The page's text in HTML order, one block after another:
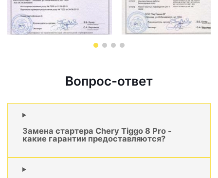
Вопрос-ответ
Замена стартера Chery Tiggo 8 Pro -
какие гарантии предоставляются?